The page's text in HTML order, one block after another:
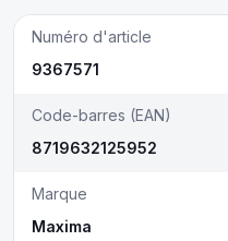
Numéro d'article
9367571
Code-barres (EAN)
8719632125952
Marque
Maxima